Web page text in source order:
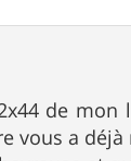
de
vous a